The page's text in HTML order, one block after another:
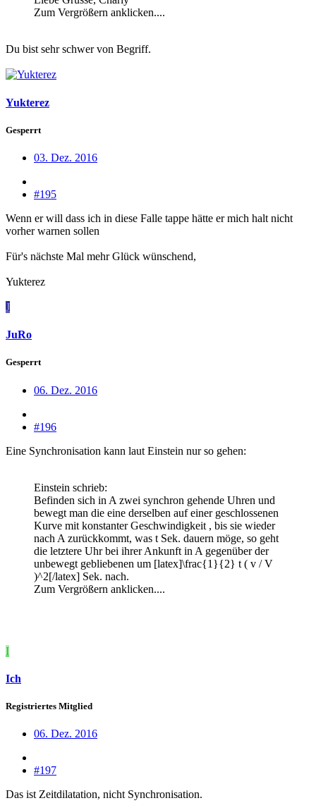
Zum Vergrößern anklicken....
Du bist sehr schwer von Begriff.
Yukterez
Gesperrt
03. Dez. 2016
#195
Wenn er will dass ich in diese Falle tappe hätte er mich halt nicht
vorher warnen sollen
Für's nächste Mal mehr Glück wünschend,
Yukterez
J
JuRo
Gesperrt
06. Dez. 2016
#196
Eine Synchronisation kann laut Einstein nur so gehen:
Einstein schrieb:
Befinden sich in A zwei synchron gehende Uhren und
bewegt man die eine derselben auf einer geschlossenen
Kurve mit konstanter Geschwindigkeit , bis sie wieder
nach A zurückkommt, was t Sek. dauern möge, so geht
die letztere Uhr bei ihrer Ankunft in A gegenüber der
unbewegt gebliebenen um [latex]\frac{1}{2} t ( v / V
)^2[/latex] Sek. nach.
Zum Vergrößern anklicken....
I
Ich
Registriertes Mitglied
06. Dez. 2016
#197
Das ist Zeitdilatation, nicht Synchronisation.